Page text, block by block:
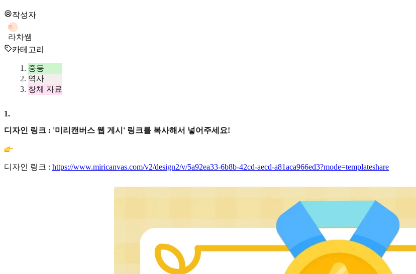
작성자
라
라차쌤
카테고리
중등
역사
창체 자료
1.
디자인 링크 : '미리캔버스 웹 게시' 링크를 복사해서 넣어주세요!
디자인 링크 : https://www.miricanvas.com/v2/design2/v/5a92ea33-6b8b-42cd-aecd-a81aca966ed3?mode=templateshare